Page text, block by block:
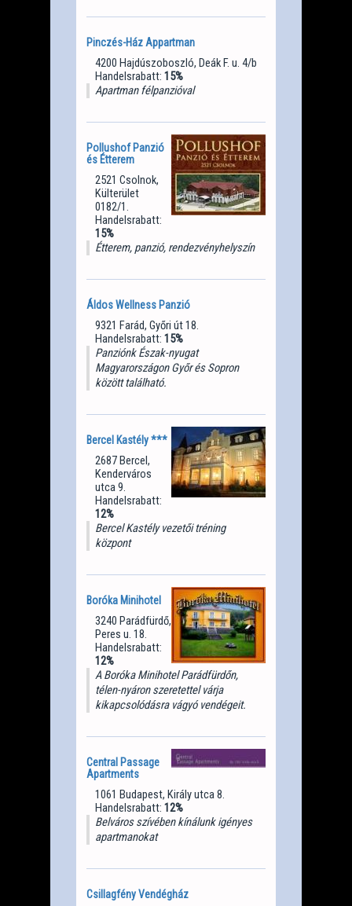
Pinczés-Ház Appartman
4200 Hajdúszoboszló, Deák F. u. 4/b
Handelsrabatt: 15%
Apartman félpanzióval
Pollushof Panzió
és Étterem
2521 Csolnok,
Külterület
0182/1.
Handelsrabatt:
15%
Étterem, panzió, rendezvényhelyszín
Áldos Wellness Panzió
9321 Farád, Győri út 18.
Handelsrabatt: 15%
Panziónk Észak-nyugat
Magyarországon Győr és Sopron
között található.
Bercel Kastély ***
2687 Bercel,
Kenderváros
utca 9.
Handelsrabatt:
12%
Bercel Kastély vezetői tréning
központ
Boróka Minihotel
3240 Parádfürdő,
Peres u. 18.
Handelsrabatt:
12%
A Boróka Minihotel Parádfürdőn,
télen-nyáron szeretettel várja
kikapcsolódásra vágyó vendégeit.
Central Passage
Apartments
1061 Budapest, Király utca 8.
Handelsrabatt: 12%
Belváros szívében kínálunk igényes
apartmanokat
Csillagfény Vendégház